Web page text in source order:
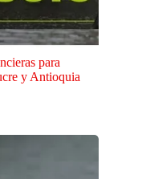
para
y Antioquia